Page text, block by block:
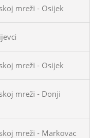
mreži - Osijek
mreži - Osijek
mreži - Donji
mreži - Markovac